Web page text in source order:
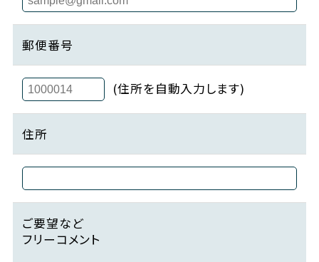
郵便番号
(住所を自動入力します)
住所
ご要望など
フリーコメント